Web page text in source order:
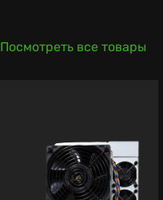
Посмотреть все товары